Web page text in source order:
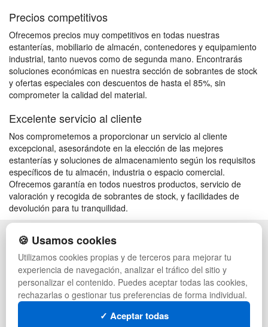
Precios competitivos
Ofrecemos precios muy competitivos en todas nuestras
estanterías, mobiliario de almacén, contenedores y equipamiento
industrial, tanto nuevos como de segunda mano. Encontrarás
soluciones económicas en nuestra sección de sobrantes de stock
y ofertas especiales con descuentos de hasta el 85%, sin
comprometer la calidad del material.
Excelente servicio al cliente
Nos comprometemos a proporcionar un servicio al cliente
excepcional, asesorándote en la elección de las mejores
estanterías y soluciones de almacenamiento según los requisitos
específicos de tu almacén, industria o espacio comercial.
Ofrecemos garantía en todos nuestros productos, servicio de
valoración y recogida de sobrantes de stock, y facilidades de
devolución para tu tranquilidad.
POLÍTICA DE PRIVACIDAD
CONDICIONES DE USO
CAMBIOS Y DEVOLUCIONES
CONTACTO
QUIENES SOMOS
MAPA WEB
PREGUNTAS FRECUENTES
PALETS DE PLÁSTICO
MANUTENCIÓN
GESTIÓN DE RESIDUOS
PALETS
CONTENEDORES DE PLÁSTICO
LIQUIDACIÓN Y SOBRANTES
🍪 Usamos cookies
Utilizamos cookies propias y de terceros para mejorar tu
experiencia de navegación, analizar el tráfico del sitio y
personalizar el contenido. Puedes aceptar todas las cookies,
rechazarlas o gestionar tus preferencias de forma individual.
✓ Aceptar todas